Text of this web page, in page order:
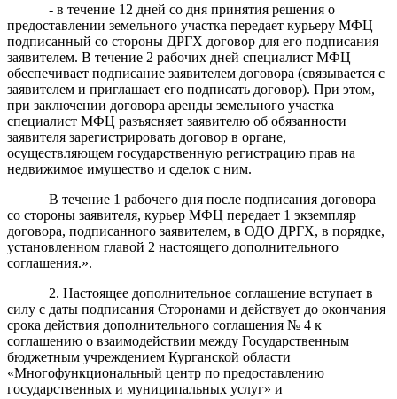
- в течение 12 дней со дня принятия решения о
предоставлении земельного участка передает курьеру МФЦ
подписанный со стороны ДРГХ договор для его подписания
заявителем. В течение 2 рабочих дней специалист МФЦ
обеспечивает подписание заявителем договора (связывается с
заявителем и приглашает его подписать договор). При этом,
при заключении договора аренды земельного участка
специалист МФЦ разъясняет заявителю об обязанности
заявителя зарегистрировать договор в органе,
осуществляющем государственную регистрацию прав на
недвижимое имущество и сделок с ним.
В течение 1 рабочего дня после подписания договора
со стороны заявителя, курьер МФЦ передает 1 экземпляр
договора, подписанного заявителем, в ОДО ДРГХ, в порядке,
установленном главой 2 настоящего дополнительного
соглашения.».
2. Настоящее дополнительное соглашение вступает в
силу с даты подписания Сторонами и действует до окончания
срока действия дополнительного соглашения № 4 к
соглашению о взаимодействии между Государственным
бюджетным учреждением Курганской области
«Многофункциональный центр по предоставлению
государственных и муниципальных услуг» и